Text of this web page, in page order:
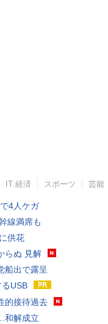
IT 経済 スポーツ 芸能
4人ケガ
線満席も
供花
らぬ 見解
船出で露呈
USB
的接待過去
和解成立